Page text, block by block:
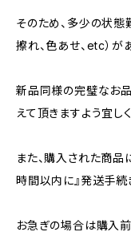
そのため、多少の状態
擦れ、色あせ、etc）が
新品同様の完璧なお
えて頂きますよう宜し
また、購入された商品
時間以内に』発送手続
お急ぎの場合は購入